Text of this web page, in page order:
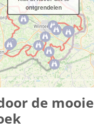
ontgrendelen
de mooie